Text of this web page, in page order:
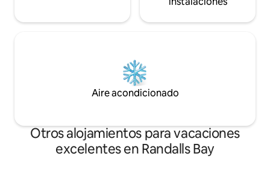
Aire acondicionado
Otros alojamientos para vacaciones
excelentes en Randalls Bay